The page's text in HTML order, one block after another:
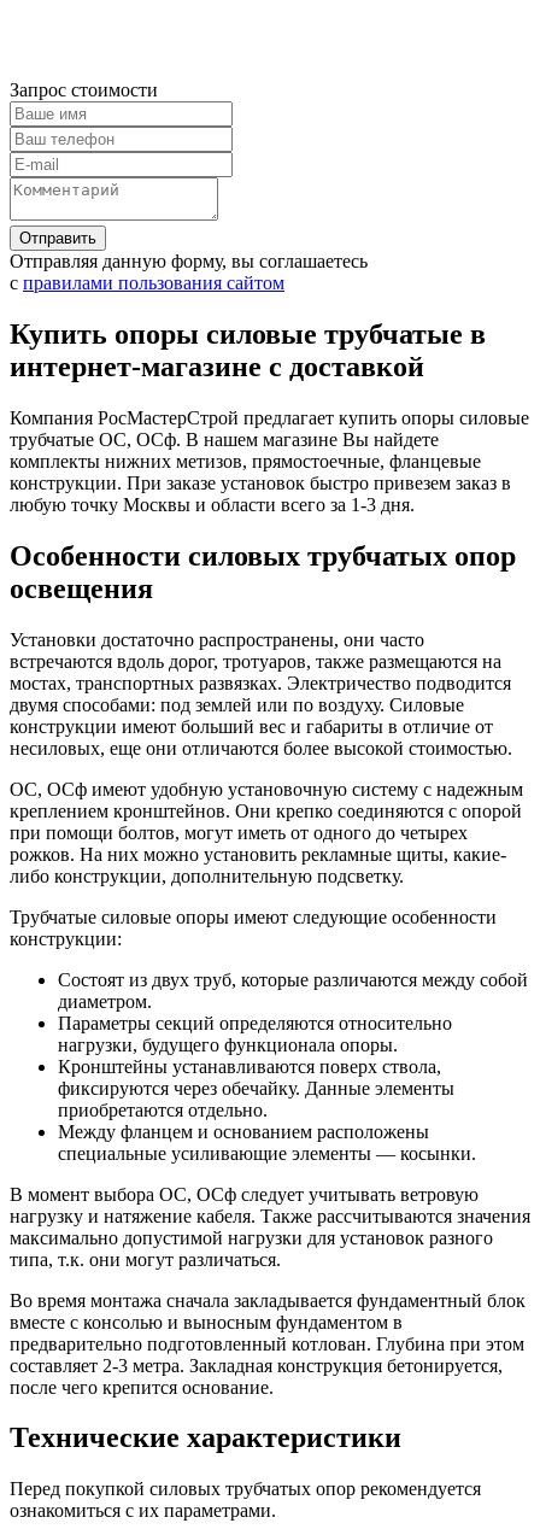
Запрос стоимости
Отправляя данную форму, вы соглашаетесь
с правилами пользования сайтом
Купить опоры силовые трубчатые в
интернет-магазине с доставкой
Компания РосМастерСтрой предлагает купить опоры силовые
трубчатые ОС, ОСф. В нашем магазине Вы найдете
комплекты нижних метизов, прямостоечные, фланцевые
конструкции. При заказе установок быстро привезем заказ в
любую точку Москвы и области всего за 1-3 дня.
Особенности силовых трубчатых опор
освещения
Установки достаточно распространены, они часто
встречаются вдоль дорог, тротуаров, также размещаются на
мостах, транспортных развязках. Электричество подводится
двумя способами: под землей или по воздуху. Силовые
конструкции имеют больший вес и габариты в отличие от
несиловых, еще они отличаются более высокой стоимостью.
ОС, ОСф имеют удобную установочную систему с надежным
креплением кронштейнов. Они крепко соединяются с опорой
при помощи болтов, могут иметь от одного до четырех
рожков. На них можно установить рекламные щиты, какие-
либо конструкции, дополнительную подсветку.
Трубчатые силовые опоры имеют следующие особенности
конструкции:
Состоят из двух труб, которые различаются между собой
диаметром.
Параметры секций определяются относительно
нагрузки, будущего функционала опоры.
Кронштейны устанавливаются поверх ствола,
фиксируются через обечайку. Данные элементы
приобретаются отдельно.
Между фланцем и основанием расположены
специальные усиливающие элементы — косынки.
В момент выбора ОС, ОСф следует учитывать ветровую
нагрузку и натяжение кабеля. Также рассчитываются значения
максимально допустимой нагрузки для установок разного
типа, т.к. они могут различаться.
Во время монтажа сначала закладывается фундаментный блок
вместе с консолью и выносным фундаментом в
предварительно подготовленный котлован. Глубина при этом
составляет 2-3 метра. Закладная конструкция бетонируется,
после чего крепится основание.
Технические характеристики
Перед покупкой силовых трубчатых опор рекомендуется
ознакомиться с их параметрами.